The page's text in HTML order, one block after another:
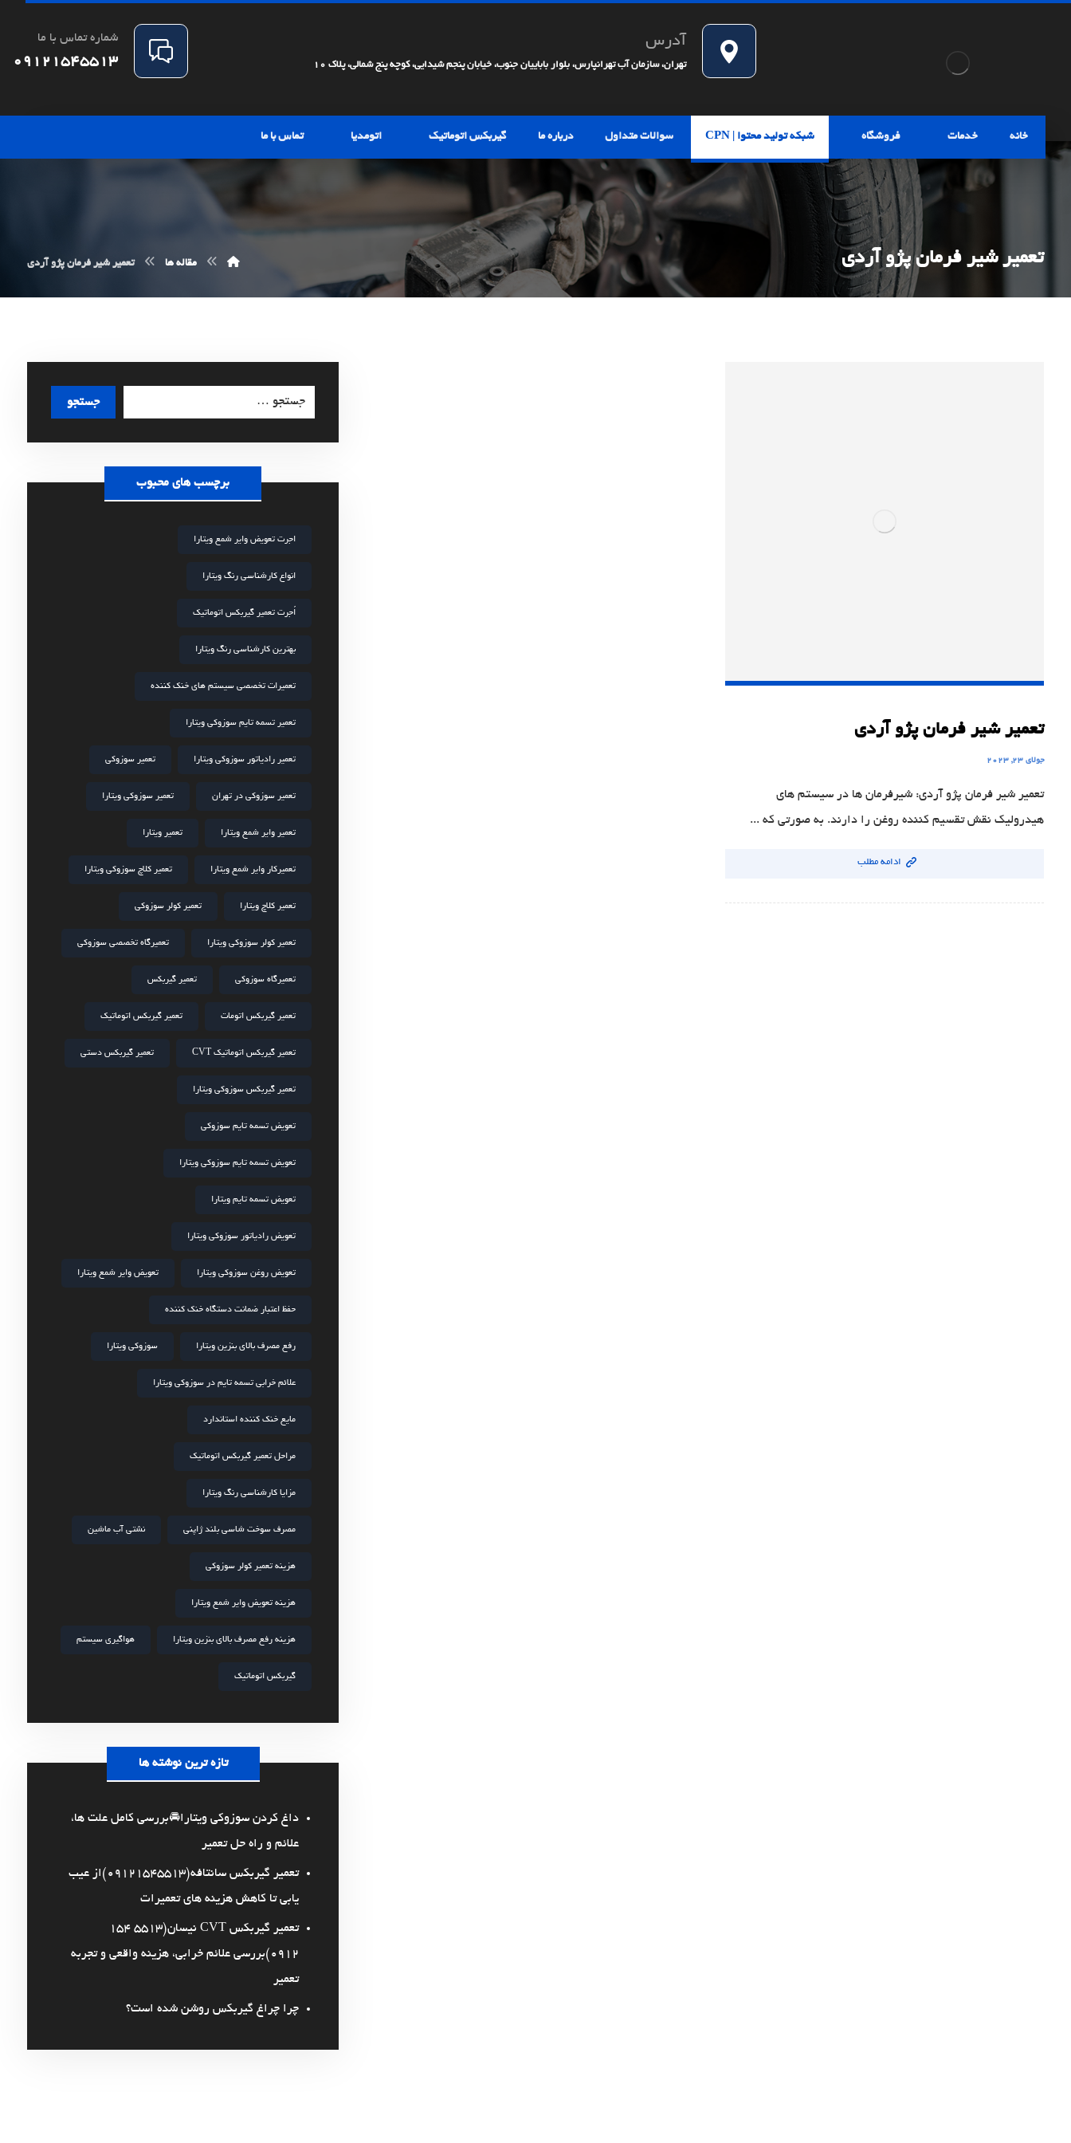
آدرس
تهران، سازمان آب تهرانپارس، بلوار باباییان جنوب، خیابان پنجم شیدایی، کوچه پنج شمالی، پلاک 10
شماره تماس با ما
09121545513
خانه خدمات فروشگاه شبکه تولید محتوا | CPN سوالات متداول درباره ما گیربکس اتوماتیک اتومدیا تماس با ما
تعمیر شیر فرمان پژو آردی مقاله ها تعمیر شیر فرمان پژو آردی
تعمیر شیر فرمان پژو آردی
جولای 23, 2023
تعمیر شیر فرمان پژو آردی: شیرفرمان ها در سیستم های
هیدرولیک نقش تقسیم کننده روغن را دارند. به صورتی که ...
ادامه مطلب
برچسب های محبوب
اجرت تعویض وایر شمع ویتارا
انواع کارشناسی رنگ ویتارا
اُجرت تعمیر گیربکس اتوماتیک
بهترین کارشناسی رنگ ویتارا
تعمیرات تخصصی سیستم های خنک کننده
تعمیر تسمه تایم سوزوکی ویتارا
تعمیر رادیاتور سوزوکی ویتارا تعمیر سوزوکی
تعمیر سوزوکی در تهران تعمیر سوزوکی ویتارا
تعمیر وایر شمع ویتارا تعمیر ویتارا
تعمیرکار وایر شمع ویتارا تعمیر کلاچ سوزوکی ویتارا
تعمیر کلاچ ویتارا تعمیر کولر سوزوکی
تعمیر کولر سوزوکی ویتارا تعمیرگاه تخصصی سوزوکی
تعمیرگاه سوزوکی تعمیر گیربکس
تعمیر گیربکس اتومات تعمیر گیربکس اتوماتیک
تعمیر گیربکس اتوماتیک CVT تعمیر گیربکس دستی
تعمیر گیربکس سوزوکی ویتارا
تعویض تسمه تایم سوزوکی
تعویض تسمه تایم سوزوکی ویتارا
تعویض تسمه تایم ویتارا
تعویض رادیاتور سوزوکی ویتارا
تعویض روغن سوزوکی ویتارا تعویض وایر شمع ویتارا
حفظ اعتبار ضمانت دستگاه خنک کننده
رفع مصرف بالای بنزین ویتارا سوزوکی ویتارا
علائم خرابی تسمه تایم در سوزوکی ویتارا
مایع خنک کننده استاندارد
مراحل تعمیر گیربکس اتوماتیک
مزایا کارشناسی رنگ ویتارا
مصرف سوخت شاسی بلند ژاپنی نشتی آب ماشین
هزینه تعمیر کولر سوزوکی
هزینه تعویض وایر شمع ویتارا
هزینه رفع مصرف بالای بنزین ویتارا هواگیری سیستم
گیربکس اتوماتیک
تازه ترین نوشته ها
داغ کردن سوزوکی ویتارا🚘بررسی کامل علت ها،
علائم و راه حل تعمیر
تعمیر گیربکس سانتافه(09121545513)از عیب
یابی تا کاهش هزینه های تعمیرات
تعمیر گیربکس CVT نیسان(5513 154
0912)بررسی علائم خرابی، هزینه واقعی و تجربه
تعمیر
چرا چراغ گیربکس روشن شده است؟